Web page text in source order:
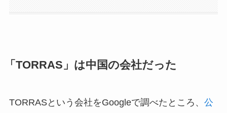
「TORRAS」は中国の会社だった
TORRASという会社をGoogleで調べたところ、 公